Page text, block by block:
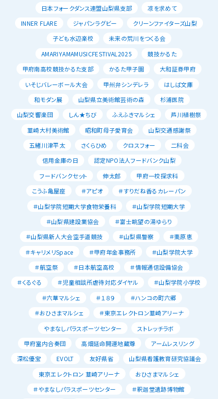
日本フォークダンス連盟山梨県支部
凉を求めて
INNER FLARE
ジャパンラグビー
クリーンファイターズ山梨
子ども水辺楽校
未来の荒川をつくる会
AMARIYAMAMUSICFESTIVAL2025
競技かるた
甲府南高校競技かるた支部
かるた甲子園
大和証券甲府
いそじバレーボール大会
甲州弁シンデレラ
はしば文庫
和モダン展
山梨県立美術館芸術の森
杉浦医院
山梨交響楽団
しん★ちび ふえふきマルシェ
芦川植樹祭
韮崎大村美術館
昭和町母子愛育会
山梨交通感謝祭
五緒川津平太
さくらひめ クロスフォー
二科会
信用金庫の日
認定NPO法人フードバンク山梨
フードバンクセット
伸太郎
甲府一校探求科
こうふ亀屋座
＃アピオ
＃すりだね香るカレーパン
＃山梨学院短期大学食物栄養科
＃山梨学院短期大学
＃山梨県建設業協会
＃富士眺望の湯ゆらり
＃山梨県新人大会空手道競技
＃山梨県警察
＃栗原恵
＃キャリメリSpace
＃甲府年金事務所
＃山梨学院大学
＃航空祭
＃日本航空高校
＃情報通信設備協会
＃くるぐる
＃児童相談所虐待対応ダイヤル
＃山梨学院小学校
＃六華マルシェ
＃１８９
＃ハンコの町六郷
＃おひさまマルシェ
＃東京エレクトロン韮崎アリーナ
やまなしパラスポーツセンター
ストレッチラボ
甲府室内合奏団
高畑延命開運地蔵尊
アームレスリング
深松優宝
EVOLT 友好県省
山梨県看護教育研究協議会
東京エレクトロン 韮崎アリーナ
おひさまマルシェ
＃やまなしパラスポーツセンター
＃釈迦堂遺跡博物館